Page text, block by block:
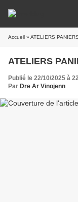
Accueil » ATELIERS
ATELIERS
Publié le 22/10/2025 à
Par Dre Ar Vinojenn